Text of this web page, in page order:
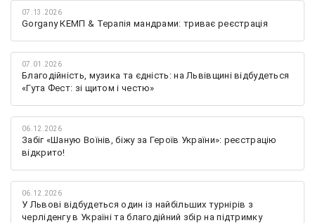
07.13.2026
Gorgany КЕМП & Терапія мандрами: триває реєстрація
07.01.2026
Благодійність, музика та єдність: на Львівщині відбудеться
«Гута Фест: зі щитом і честю»
06.12.2026
Забіг «Шаную Воїнів, біжу за Героїв України»: реєстрацію
відкрито!
06.12.2026
У Львові відбудеться один із найбільших турнірів з
черліденгу в Україні та благодійний збір на підтримку